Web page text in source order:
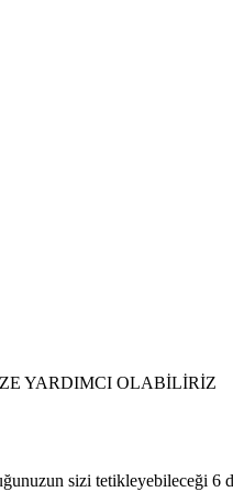
YARDIMCI OLABİLİRİZ
sizi tetikleyebileceği 6